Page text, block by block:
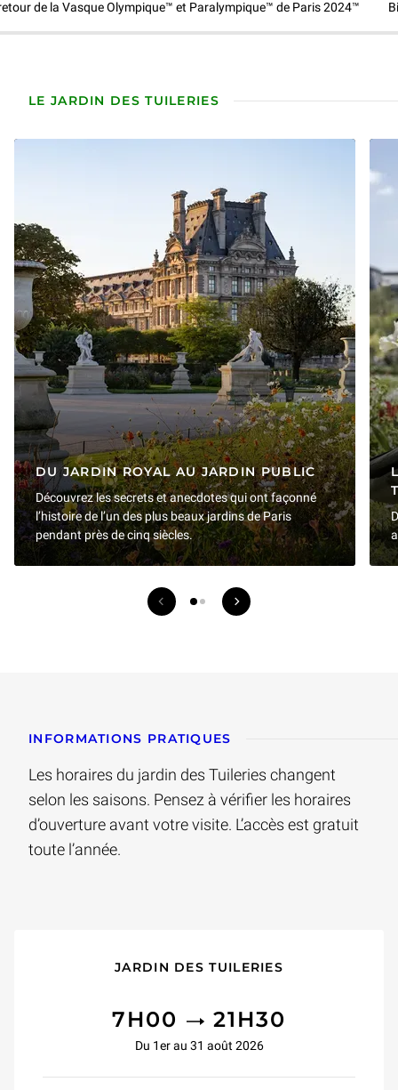
de la Vasque Olympique™ et Paralympique™ de Paris 2024™
LE JARDIN DES TUILERIES
DU JARDIN ROYAL AU JARDIN PUBLIC
Découvrez les secrets et anecdotes qui ont façonné
l’histoire de l’un des plus beaux jardins de Paris
pendant près de cinq siècles.
Ressources Petit Louvre précédentes
1 sur 2 Following Petit Louvre
INFORMATIONS PRATIQUES
Les horaires du jardin des Tuileries changent
selon les saisons. Pensez à vérifier les horaires
d’ouverture avant votre visite. L’accès est gratuit
toute l’année.
JARDIN DES TUILERIES
7H00 TO
21H30
Du 1er au 31 août 2026